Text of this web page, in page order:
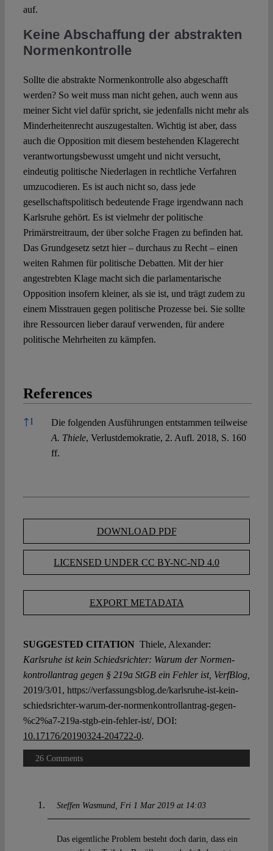
auf.
Keine Abschaffung der abstrakten
Normenkontrolle
Sollte die abstrakte Normenkontrolle also abgeschafft
werden? So weit muss man nicht gehen, auch wenn aus
meiner Sicht viel dafür spricht, sie jedenfalls nicht mehr als
Minderheitenrecht auszugestalten. Wichtig ist aber, dass
auch die Opposition mit diesem bestehenden Klagerecht
verantwortungsbewusst umgeht und nicht versucht,
eindeutig politische Niederlagen in rechtliche Verfahren
umzucodieren. Es ist auch nicht so, dass jede
gesellschaftspolitisch bedeutende Frage irgendwann nach
Karlsruhe gehört. Es ist vielmehr der politische
Primärstreitraum, der über solche Fragen zu befinden hat.
Das Grundgesetz setzt hier – durchaus zu Recht – einen
weiten Rahmen für politische Debatten. Mit der hier
angestrebten Klage macht sich die parlamentarische
Opposition insofern kleiner, als sie ist, und trägt zudem zu
einem Misstrauen gegen politische Prozesse bei. Sie sollte
ihre Ressourcen lieber darauf verwenden, für andere
politische Mehrheiten zu kämpfen.
References
References
↑1
Die folgenden Ausführungen entstammen teilweise
A. Thiele, Verlustdemokratie, 2. Aufl. 2018, S. 160
ff.
DOWNLOAD PDF
LICENSED UNDER CC BY-NC-ND 4.0
EXPORT METADATA
SUGGESTED CITATION Thiele, Alexander:
Karlsruhe ist kein Schiedsrichter: Warum der Normen­
kontroll­antrag gegen § 219a StGB ein Fehler ist, VerfBlog,
2019/3/01, https://verfassungsblog.de/karlsruhe-ist-kein-
schiedsrichter-warum-der-normenkontrollantrag-gegen-
%c2%a7-219a-stgb-ein-fehler-ist/, DOI:
10.17176/20190324-204722-0.
26 Comments
Steffen Wasmund Fri 1 Mar 2019 at 14:03
Das eigentliche Problem besteht doch darin, dass ein